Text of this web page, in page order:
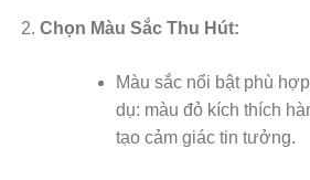
Chọn Màu Sắc Thu Hút:
Màu sắc nổi bật phù
dụ: màu đỏ kích thích
tạo cảm giác tin tưởng.